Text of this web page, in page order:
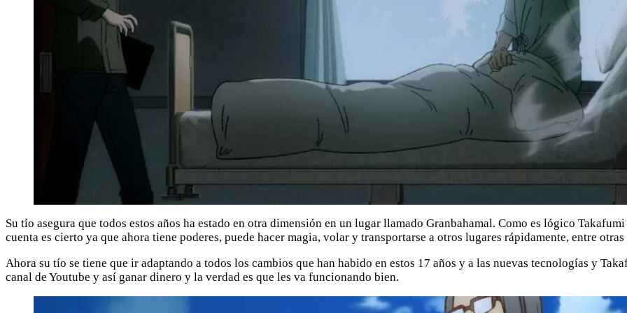
Su tío asegura que todos estos años ha estado en otra dimensión en un lugar llamado Granbahamal. Como es lógico
cuenta es cierto ya que ahora tiene poderes, puede hacer magia, volar y transportarse a otros lugares rápidamente, entre otras
Ahora su tío se tiene que ir adaptando a todos los cambios que han habido en estos 17 años y a las nuevas tecnologías y
canal de Youtube y así ganar dinero y la verdad es que les va funcionando bien.